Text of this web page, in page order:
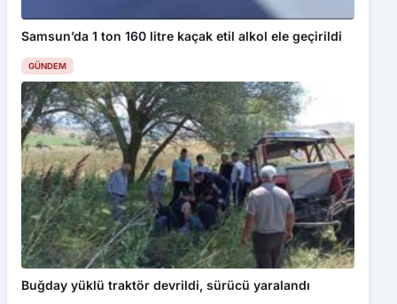
Uyuşturucu operasyonunda gözaltına alınan 2 şüpheli
tutuklandı
Samsun’da 1 ton 160 litre kaçak etil alkol ele geçirildi
GÜNDEM
Buğday yüklü traktör devrildi, sürücü yaralandı
Bu web sitesinde en iyi deneyimi yaşamanızı sağlamak için
çerezler kullanılmaktadır. Detaylar için
inceleyebilirsiniz.
Kabul Et